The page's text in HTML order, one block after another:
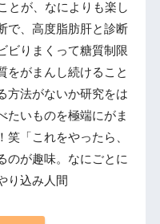
とが、なによりも楽し
で、高度脂肪肝と診断
ビりまくって糖質制限
をがまんし続けること
方法がないか研究をは
たいものを極端にがま
笑「これをやったら、
のが趣味。なにごとに
り込み人間